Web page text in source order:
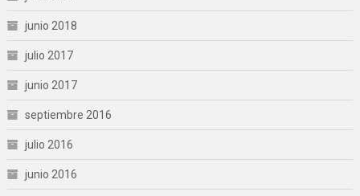
junio 2018
julio 2017
junio 2017
septiembre 2016
julio 2016
junio 2016